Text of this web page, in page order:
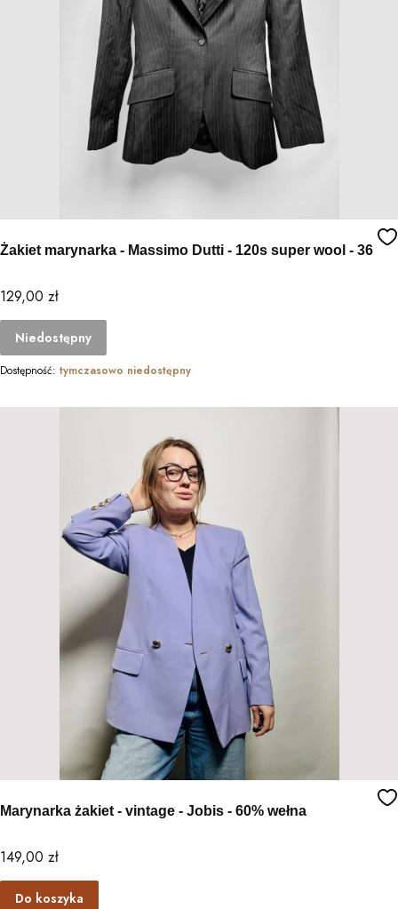
Żakiet marynarka - Massimo Dutti - 120s super wool - 36
Cena
129,00 zł
Niedostępny
Dostępność: tymczasowo niedostępny
Marynarka żakiet - vintage - Jobis - 60% wełna
Cena
149,00 zł
Do koszyka